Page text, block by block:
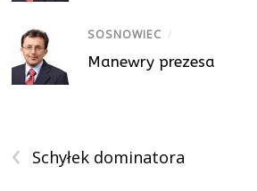
SOSNOWIEC /
Manewry prezesa
‹ Schyłek dominatora